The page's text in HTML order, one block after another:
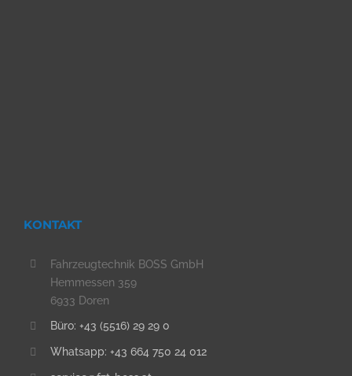
KONTAKT
Fahrzeugtechnik BOSS GmbH
Hemmessen 359
6933 Doren
Büro: +43 (5516) 29 29 0
Whatsapp: +43 664 750 24 012